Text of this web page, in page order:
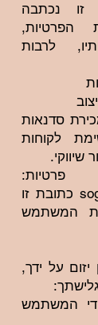
זו נכתבה
הפרטיות,
ותקנותיו, לרבות
סדנאות
לקוחות
שיווקי.
כתובת זו
המשתמש
על ידך,
המשתמש